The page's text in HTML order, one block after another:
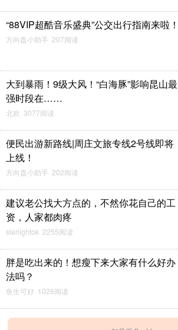
“88VIP超酷音乐盛典”公交出行指南来啦！
方向盘小助手 207阅读
大到暴雨！9级大风！“白海豚”影响昆山最
强时段在……
北欢 3077阅读
便民出游新路线|周庄文旅专线2号线即将
上线！
方向盘小助手 202阅读
建议老公找大方点的，不然你花自己的工
资，人家都肉疼
starlightok 2255阅读
胖是吃出来的！想瘦下来大家有什么好办
法吗？
鱼生可好 1026阅读